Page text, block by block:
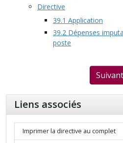
Directive
39.1 Application
39.2 Dépenses
poste
Suivant
Liens associés
Imprimer la directive au complet